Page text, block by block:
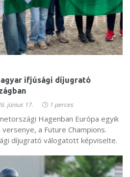
ifjúsági díjugrató
június 17. 1 perces
Hagenban Európa egyik
a Future Champions.
díjugrató válogatott képviselte.